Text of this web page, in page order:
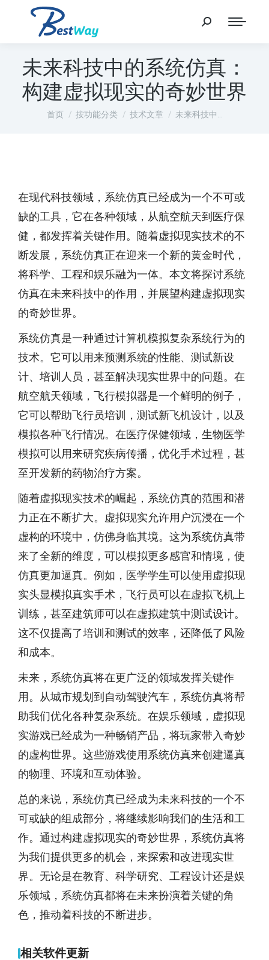
未来科技中的系统仿真：
构建虚拟现实的奇妙世界
您在这里：
首页 按功能分类 技术文章 未来科技中…
在现代科技领域，系统仿真已经成为一个不可或
缺的工具，它在各种领域，从航空航天到医疗保
健，都发挥着关键作用。随着虚拟现实技术的不
断发展，系统仿真正在迎来一个新的黄金时代，
将科学、工程和娱乐融为一体。本文将探讨系统
仿真在未来科技中的作用，并展望构建虚拟现实
的奇妙世界。
系统仿真是一种通过计算机模拟复杂系统行为的
技术。它可以用来预测系统的性能、测试新设
计、培训人员，甚至解决现实世界中的问题。在
航空航天领域，飞行模拟器是一个鲜明的例子，
它可以帮助飞行员培训，测试新飞机设计，以及
模拟各种飞行情况。在医疗保健领域，生物医学
模拟可以用来研究疾病传播，优化手术过程，甚
至开发新的药物治疗方案。
随着虚拟现实技术的崛起，系统仿真的范围和潜
力正在不断扩大。虚拟现实允许用户沉浸在一个
虚构的环境中，仿佛身临其境。这为系统仿真带
来了全新的维度，可以模拟更多感官和情境，使
仿真更加逼真。例如，医学学生可以使用虚拟现
实头显模拟真实手术，飞行员可以在虚拟飞机上
训练，甚至建筑师可以在虚拟建筑中测试设计。
这不仅提高了培训和测试的效率，还降低了风险
和成本。
未来，系统仿真将在更广泛的领域发挥关键作
用。从城市规划到自动驾驶汽车，系统仿真将帮
助我们优化各种复杂系统。在娱乐领域，虚拟现
实游戏已经成为一种畅销产品，将玩家带入奇妙
的虚构世界。这些游戏使用系统仿真来创建逼真
的物理、环境和互动体验。
总的来说，系统仿真已经成为未来科技的一个不
可或缺的组成部分，将继续影响我们的生活和工
作。通过构建虚拟现实的奇妙世界，系统仿真将
为我们提供更多的机会，来探索和改进现实世
界。无论是在教育、科学研究、工程设计还是娱
乐领域，系统仿真都将在未来扮演着关键的角
色，推动着科技的不断进步。
相关软件更新